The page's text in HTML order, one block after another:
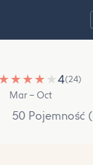
★ ★ ★ ★ ★4(24)
Mar – Oct
50 Pojemność